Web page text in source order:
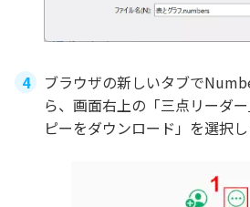
ブラウザの新しいタブで
ら、画面右上の「三点リーダ
ピーをダウンロード」を選択し